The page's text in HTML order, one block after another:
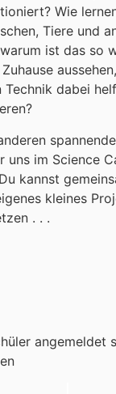
Wie
Tiere und
ist das so
Technik dabei
uns im Science
kannst
kleines
. . .
angemeldet